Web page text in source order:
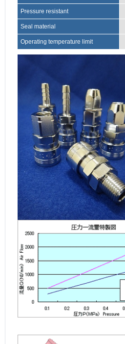
Pressure resistant
Seal material
Operating temperature limit